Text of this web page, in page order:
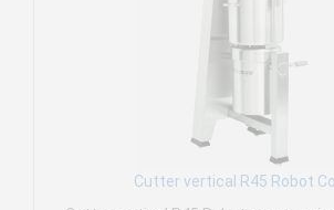
Cutter vertical R45 Robot